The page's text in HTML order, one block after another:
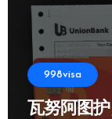
998visa
瓦努阿图